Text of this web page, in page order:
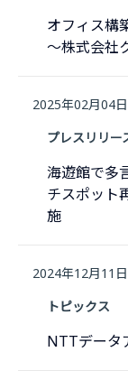
オフィス構
〜株式会社
2025年02月04日
プレスリリー
海遊館で多
チスポット
施
2024年12月11日
トピックス
NTTデータ